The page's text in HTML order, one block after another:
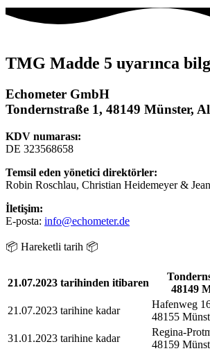
TMG Madde 5 uyarınca
Echometer GmbH
Tondernstraße 1, 48149 Münster,
KDV numarası:
DE 323568658
Temsil eden yönetici direktörler:
Robin Roschlau, Christian Heidemeyer &
İletişim:
E-posta: info@echometer.de
📦 Hareketli tarih 📦
21.07.2023 tarihinden itibaren
48149
21.07.2023 tarihine kadar
Hafenweg
48155
31.01.2023 tarihine kadar
Regina-
48159